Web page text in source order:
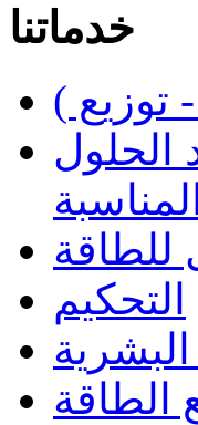
خدماتنا
توزيع )
الحلول
المناسبة
للطاقة
التحكيم
الطاقة